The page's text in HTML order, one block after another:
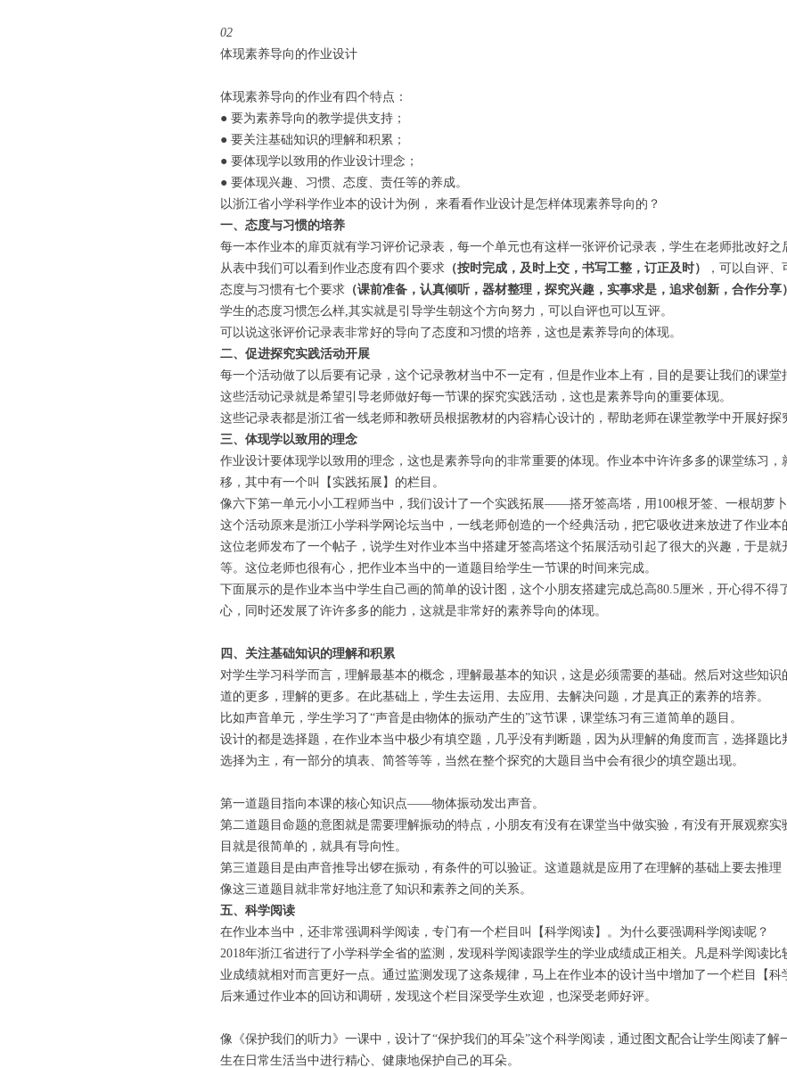
02
体现素养导向的作业设计
体现素养导向的作业有四个特点：
● 要为素养导向的教学提供支持；
● 要关注基础知识的理解和积累；
● 要体现学以致用的作业设计理念；
● 要体现兴趣、习惯、态度、责任等的养成。
以浙江省小学科学作业本的设计为例， 来看看作业设计是怎样体现素养导向的？
一、态度与习惯的培养
每一本作业本的扉页就有学习评价记录表，每一个单元也有这样一张评价记录表，学生在老师批改好之
从表中我们可以看到作业态度有四个要求 （按时完成，及时上交，书写工整，订正及时）
，可以自评、
态度与习惯有七个要求 （课前准备，认真倾听，器材整理，探究兴趣，实事求是，追求创新，合作分享）
学生的态度习惯怎么样,其实就是引导学生朝这个方向努力，可以自评也可以互评。
可以说这张评价记录表非常好的导向了态度和习惯的培养，这也是素养导向的体现。
二、促进探究实践活动开展
每一个活动做了以后要有记录，这个记录教材当中不一定有，但是作业本上有，目的是要让我们的课
这些活动记录就是希望引导老师做好每一节课的探究实践活动，这也是素养导向的重要体现。
这些记录表都是浙江省一线老师和教研员根据教材的内容精心设计的，帮助老师在课堂教学中开展好探
三、体现学以致用的理念
作业设计要体现学以致用的理念，这也是素养导向的非常重要的体现。作业本中许许多多的课堂练习
移，其中有一个叫【实践拓展】的栏目。
像六下第一单元小小工程师当中，我们设计了一个实践拓展——搭牙签高塔，用100根牙签、一根胡萝卜
这个活动原来是浙江小学科学网论坛当中，一线老师创造的一个经典活动，把它吸收进来放进了作业本
这位老师发布了一个帖子，说学生对作业本当中搭建牙签高塔这个拓展活动引起了很大的兴趣，于是
等。这位老师也很有心，把作业本当中的一道题目给学生一节课的时间来完成。
下面展示的是作业本当中学生自己画的简单的设计图，这个小朋友搭建完成总高80.5厘米，开心得不得
心，同时还发展了许许多多的能力，这就是非常好的素养导向的体现。
四、关注基础知识的理解和积累
对学生学习科学而言，理解最基本的概念，理解最基本的知识，这是必须需要的基础。然后对这些知
道的更多，理解的更多。在此基础上，学生去运用、去应用、去解决问题，才是真正的素养的培养。
比如声音单元，学生学习了“声音是由物体的振动产生的”这节课，课堂练习有三道简单的题目。
设计的都是选择题，在作业本当中极少有填空题，几乎没有判断题，因为从理解的角度而言，选择题
选择为主，有一部分的填表、简答等等，当然在整个探究的大题目当中会有很少的填空题出现。
第一道题目指向本课的核心知识点——物体振动发出声音。
第二道题目命题的意图就是需要理解振动的特点，小朋友有没有在课堂当中做实验，有没有开展观察
目就是很简单的，就具有导向性。
第三道题目是由声音推导出锣在振动，有条件的可以验证。这道题就是应用了在理解的基础上要去推理
像这三道题目就非常好地注意了知识和素养之间的关系。
五、科学阅读
在作业本当中，还非常强调科学阅读，专门有一个栏目叫【科学阅读】。为什么要强调科学阅读呢？
2018年浙江省进行了小学科学全省的监测，发现科学阅读跟学生的学业成绩成正相关。凡是科学阅读
业成绩就相对而言更好一点。通过监测发现了这条规律，马上在作业本的设计当中增加了一个栏目【科
后来通过作业本的回访和调研，发现这个栏目深受学生欢迎，也深受老师好评。
像《保护我们的听力》一课中，设计了“保护我们的耳朵”这个科学阅读，通过图文配合让学生阅读了
生在日常生活当中进行精心、健康地保护自己的耳朵。